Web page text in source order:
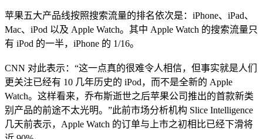
苹果五大产品线按照搜索流量的排名依次是：iPhone、iPad、
Mac、iPod 以及 Apple Watch。其中 Apple Watch 的搜索流量只
有 iPod 的一半，iPhone 的 1/16。
CNN 对此表示：“这一点真的很难令人相信，但事实就是人们
更关注已经有 10 几年历史的 iPod，而不是全新的 Apple
Watch。这样看来，乔布斯逝世之后苹果公司推出的首款新类
别产品的前途不太光明。”此前市场分析机构 Slice Intelligence
几天前表示，Apple Watch 的订单与上市之初相比已经下滑将